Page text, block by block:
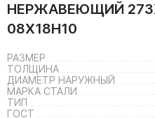
НЕРЖАВЕЮЩИЙ
08Х18Н10
РАЗМЕР
ТОЛЩИНА
ДИАМЕТР НАРУЖНЫЙ
МАРКА СТАЛИ
ТИП
ГОСТ